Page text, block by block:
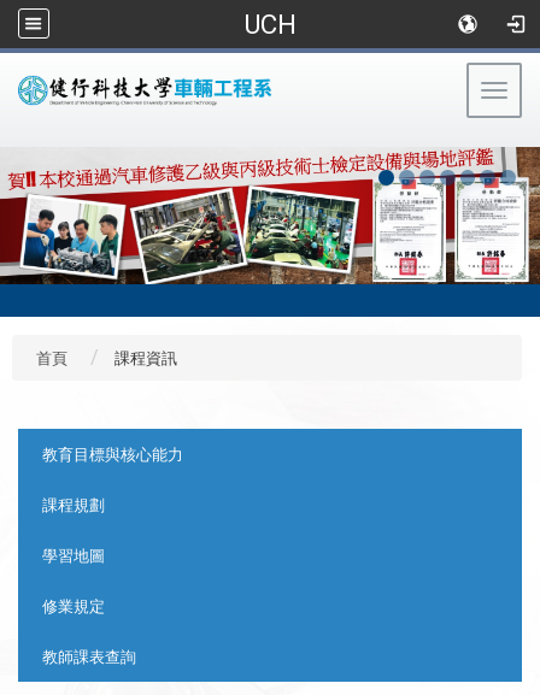
UCH
首頁 課程資訊
教育目標與核心能力
課程規劃
學習地圖
修業規定
教師課表查詢